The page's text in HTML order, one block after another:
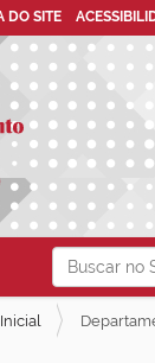
Busca
Busca
DO SITE